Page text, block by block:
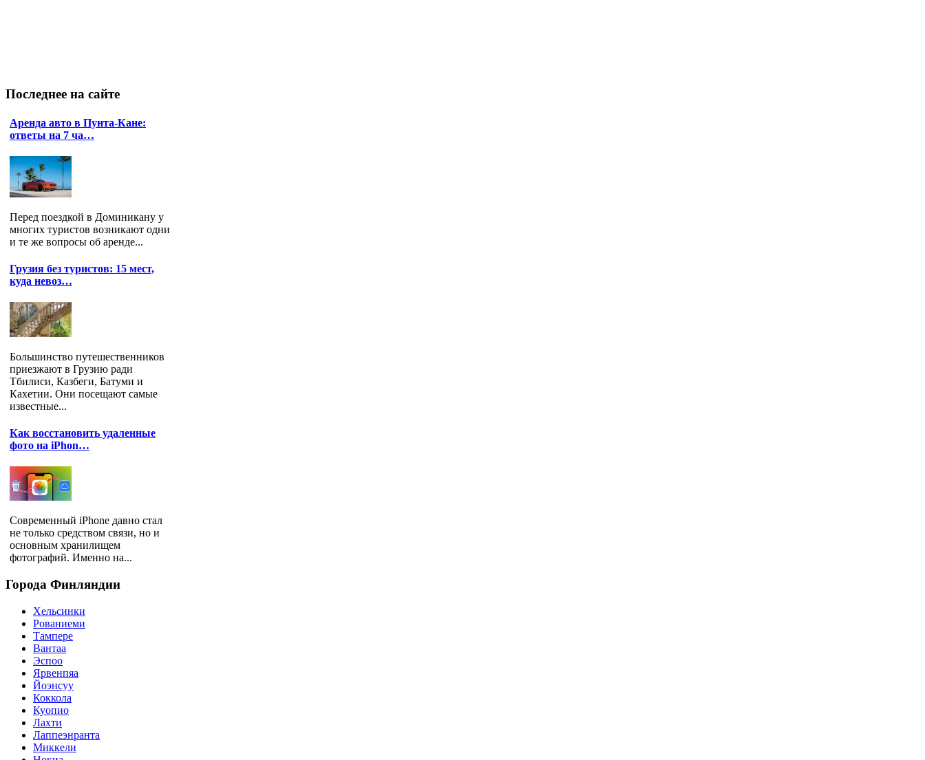
Последнее на сайте
Аренда авто в Пунта-Кане:
ответы на 7 ча…
Перед поездкой в Доминикану у
многих туристов возникают одни
и те же вопросы об аренде...
Грузия без туристов: 15 мест,
куда невоз…
Большинство путешественников
приезжают в Грузию ради
Тбилиси, Казбеги, Батуми и
Кахетии. Они посещают самые
известные...
Как восстановить удаленные
фото на iPhon…
Современный iPhone давно стал
не только средством связи, но и
основным хранилищем
фотографий. Именно на...
Города Финляндии
Хельсинки
Рованиеми
Тампере
Вантаа
Эспоо
Ярвенпяа
Йоэнсуу
Коккола
Куопио
Лахти
Лаппеэнранта
Миккели